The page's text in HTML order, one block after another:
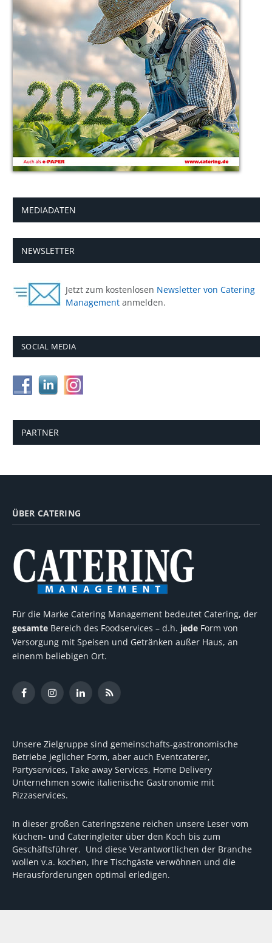
MEDIADATEN
NEWSLETTER
Jetzt zum kostenlosen Newsletter von Catering
Management anmelden.
SOCIAL MEDIA
PARTNER
ÜBER CATERING
Für die Marke Catering Management bedeutet Catering, der
gesamte Bereich des Foodservices – d.h. jede Form von
Versorgung mit Speisen und Getränken außer Haus, an
einenm beliebigen Ort.
FacebookInstagramLinkedInRSS
Unsere Zielgruppe sind gemeinschafts-gastronomische
Betriebe jeglicher Form, aber auch Eventcaterer,
Partyservices, Take away Services, Home Delivery
Unternehmen sowie italienische Gastronomie mit
Pizzaservices.
In dieser großen Cateringszene reichen unsere Leser vom
Küchen- und Cateringleiter über den Koch bis zum
Geschäftsführer. Und diese Verantwortlichen der Branche
wollen v.a. kochen, Ihre Tischgäste verwöhnen und die
Herausforderungen optimal erledigen.